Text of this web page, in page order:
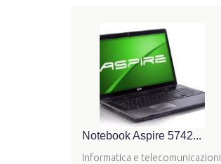
Notebook Aspire 5742...
Informatica e telecomunicazioni